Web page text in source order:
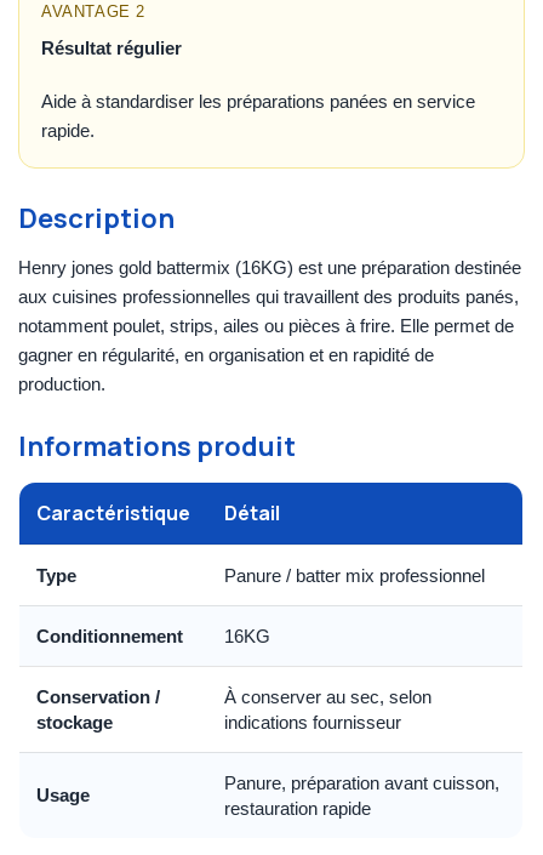
AVANTAGE 2
Résultat régulier
Aide à standardiser les préparations panées en service
rapide.
Description
Henry jones gold battermix (16KG) est une préparation destinée
aux cuisines professionnelles qui travaillent des produits panés,
notamment poulet, strips, ailes ou pièces à frire. Elle permet de
gagner en régularité, en organisation et en rapidité de
production.
Informations produit
Caractéristique Détail
Type Panure / batter mix professionnel
Conditionnement 16KG
Conservation /
stockage
À conserver au sec, selon
indications fournisseur
Usage
Panure, préparation avant cuisson,
restauration rapide